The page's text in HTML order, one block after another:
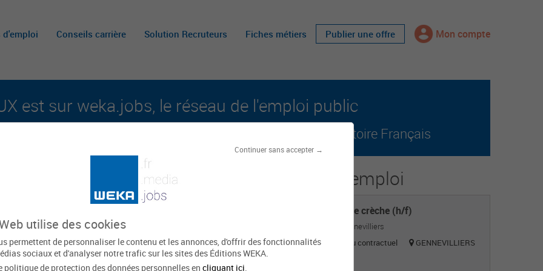
Continuer sans accepter →
utilise des cookies
permettent de personnaliser le contenu et les annonces, d'offrir des fonctionnalités
sociaux et d'analyser notre trafic sur les sites des Éditions WEKA.
politique de protection des données personnelles en cliquant ici
d'emploi Conseils carrière Solution Recruteurs Fiches métiers Publier une offre Mon compte
est sur weka.jobs, le réseau de l'emploi public
aux carrières publiques et aux offres d'emploi sur tout le territoire Français
Bretagne
Les offres d'emploi
Directeur de crèche (h/f)
Mairie de Gennevilliers
Titulaire ou contractuel
GENNEVILLIERS